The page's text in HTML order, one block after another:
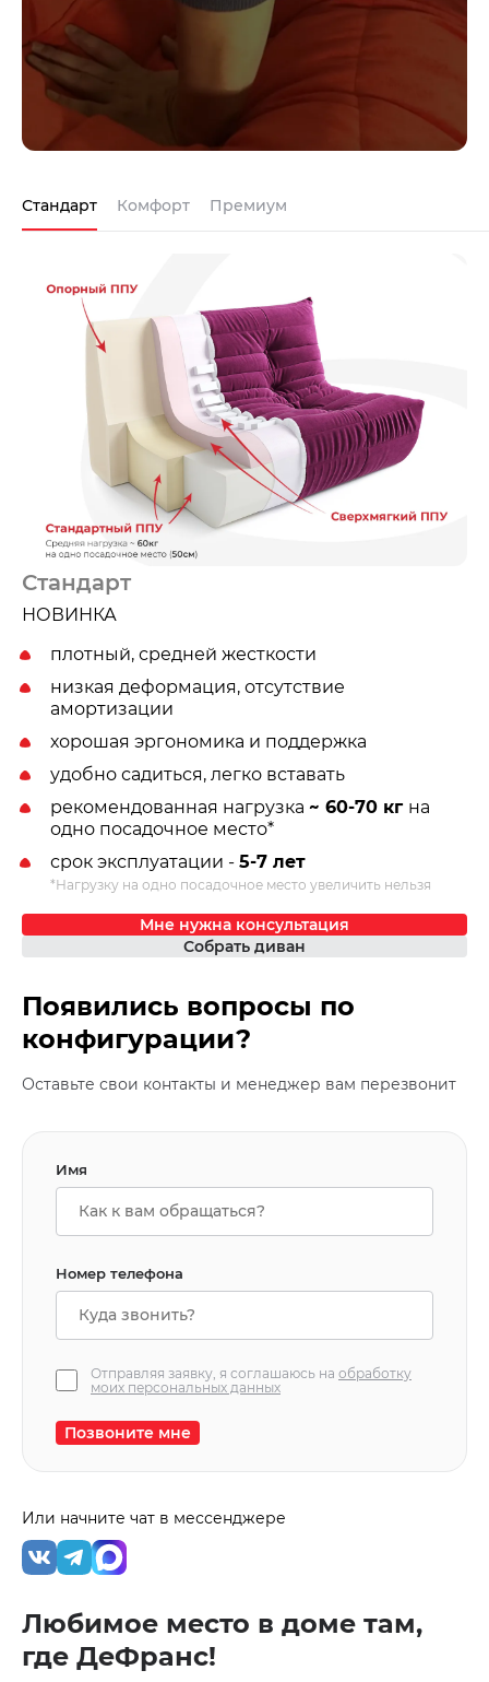
Стандарт Комфорт Премиум
Стандарт
НОВИНКА
плотный, средней жесткости
низкая деформация, отсутствие
амортизации
хорошая эргономика и поддержка
удобно садиться, легко вставать
рекомендованная нагрузка ~ 60-70 кг на
одно посадочное место*
срок эксплуатации - 5-7 лет
*Нагрузку на одно посадочное место увеличить нельзя
Мне нужна консультация
Собрать диван
Появились вопросы по
конфигурации?
Оставьте свои контакты и менеджер вам перезвонит
Имя
Номер телефона
Отправляя заявку, я соглашаюсь на обработку
моих персональных данных
Позвоните мне
Или начните чат в мессенджере
Любимое место в доме там,
где ДеФранс!